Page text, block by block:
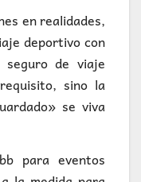
en realidades,
deportivo con
de viaje
sino la
se viva
para eventos